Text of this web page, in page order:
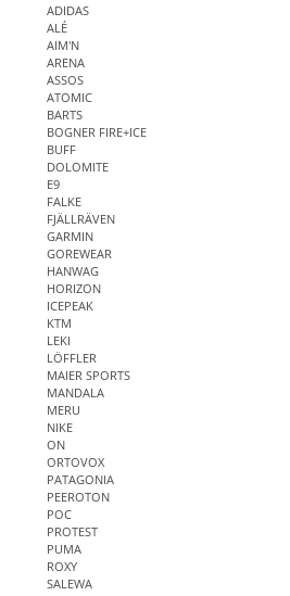
ADIDAS
ALÉ
AIM'N
ARENA
ASSOS
ATOMIC
BARTS
BOGNER FIRE+ICE
BUFF
DOLOMITE
E9
FALKE
FJÄLLRÄVEN
GARMIN
GOREWEAR
HANWAG
HORIZON
ICEPEAK
KTM
LEKI
LÖFFLER
MAIER SPORTS
MANDALA
MERU
NIKE
ON
ORTOVOX
PATAGONIA
PEEROTON
POC
PROTEST
PUMA
ROXY
SALEWA